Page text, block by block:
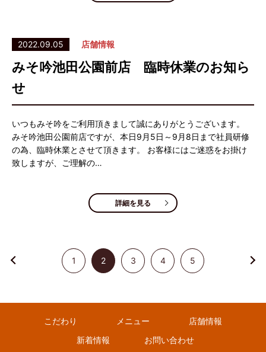
2022.09.05 店舗情報
みそ吟池田公園前店 臨時休業のお知ら
せ
いつもみそ吟をご利用頂きまして誠にありがとうございます。
みそ吟池田公園前店ですが、本日9月5日～9月8日まで社員研修
の為、臨時休業とさせて頂きます。 お客様にはご迷惑をお掛け
致しますが、ご理解の…
詳細を見る
1 2 3 4 5
こだわり メニュー
店舗情報
新着情報
お問い合わせ